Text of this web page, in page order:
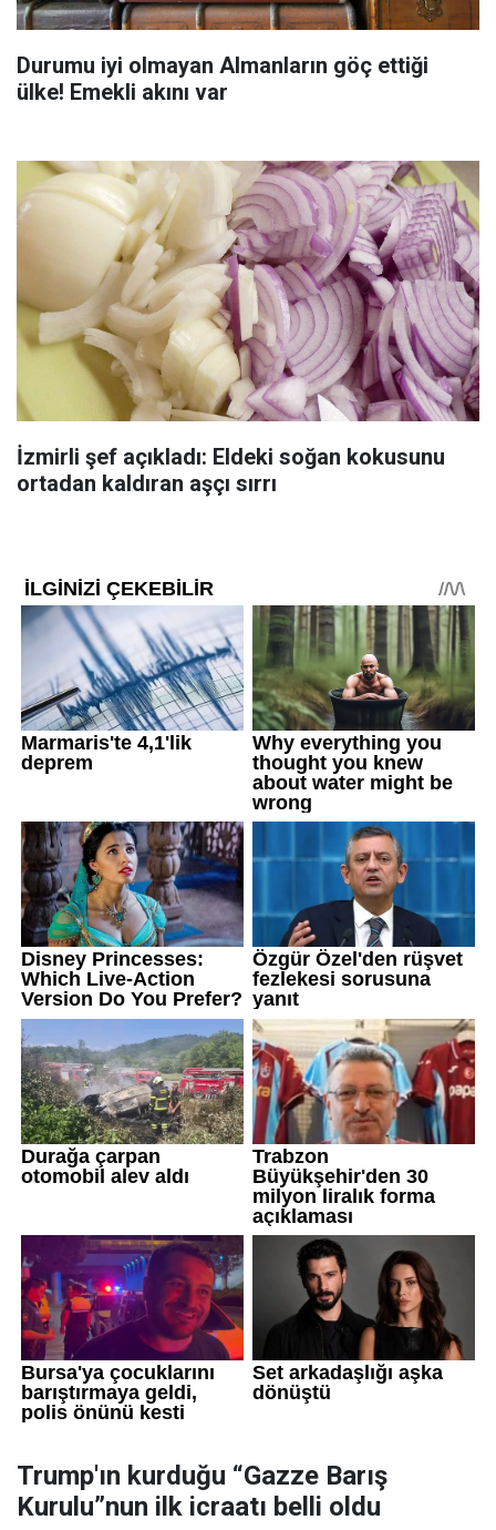
Durumu iyi olmayan Almanların göç ettiği
ülke! Emekli akını var
İzmirli şef açıkladı: Eldeki soğan kokusunu
ortadan kaldıran aşçı sırrı
Trump'ın kurduğu “Gazze Barış
Kurulu”nun ilk icraatı belli oldu